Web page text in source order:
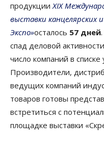
продукцииXIX
выставки канцелярских
Экспо»осталось 57 дней
спад деловой
число компаний в
Производители,
ведущих компаний
товаров готовы
встретиться с
площадке выставки